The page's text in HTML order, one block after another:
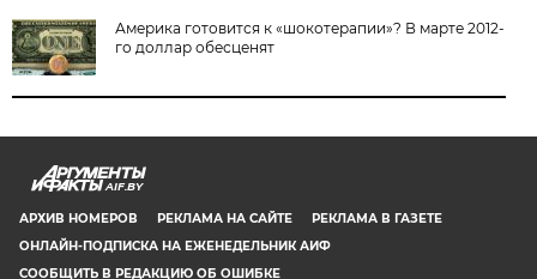
Америка готовится к «шокотерапии»? В марте 2012-
го доллар обесценят
AIF.BY
АРХИВ НОМЕРОВ РЕКЛАМА НА САЙТЕ
РЕКЛАМА В ГАЗЕТЕ
ОНЛАЙН-ПОДПИСКА НА ЕЖЕНЕДЕЛЬНИК АИФ
СООБЩИТЬ В РЕДАКЦИЮ ОБ ОШИБКЕ